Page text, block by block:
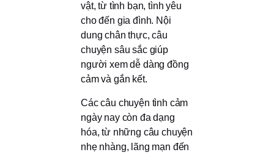
vật, từ tình bạn, tình yêu
cho đến gia đình. Nội
dung chân thực, câu
chuyện sâu sắc giúp
người xem dễ dàng đồng
cảm và gắn kết.
Các câu chuyện tình cảm
ngày nay còn đa dạng
hóa, từ những câu chuyện
nhẹ nhàng, lãng mạn đến